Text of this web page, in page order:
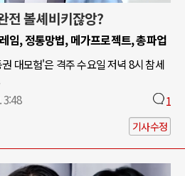
전 볼셰비키잖앙?
임, 정통망법, 메가프로젝트, 총파업
대모험'은 격주 수요일 저녁 8시 참세
3:48 1
기사수정